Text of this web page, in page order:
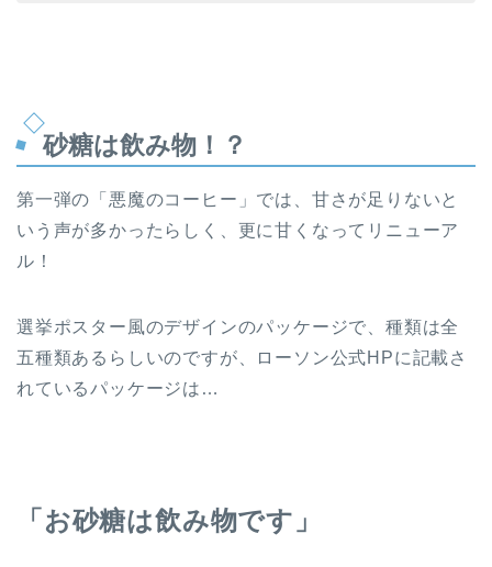
砂糖は飲み物！？
第一弾の「悪魔のコーヒー」では、甘さが足りないと
いう声が多かったらしく、更に甘くなってリニューア
ル！
選挙ポスター風のデザインのパッケージで、種類は全
五種類あるらしいのですが、ローソン公式HPに記載さ
れているパッケージは…
「お砂糖は飲み物です」